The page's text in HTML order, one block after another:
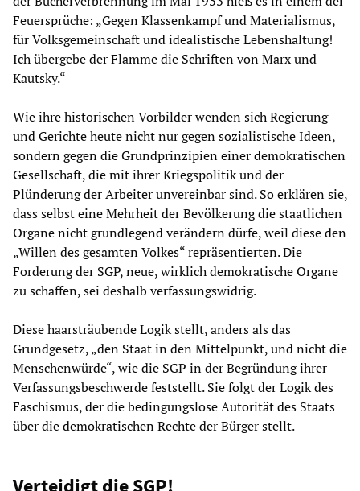
Feuersprüche: „Gegen Klassenkampf und Materialismus,
für Volksgemeinschaft und idealistische Lebenshaltung!
Ich übergebe der Flamme die Schriften von Marx und
Kautsky.“
Wie ihre historischen Vorbilder wenden sich Regierung
und Gerichte heute nicht nur gegen sozialistische Ideen,
sondern gegen die Grundprinzipien einer demokratischen
Gesellschaft, die mit ihrer Kriegspolitik und der
Plünderung der Arbeiter unvereinbar sind. So erklären sie,
dass selbst eine Mehrheit der Bevölkerung die staatlichen
Organe nicht grundlegend verändern dürfe, weil diese den
„Willen des gesamten Volkes“ repräsentierten. Die
Forderung der SGP, neue, wirklich demokratische Organe
zu schaffen, sei deshalb verfassungswidrig.
Diese haarsträubende Logik stellt, anders als das
Grundgesetz, „den Staat in den Mittelpunkt, und nicht die
Menschenwürde“, wie die SGP in der Begründung ihrer
Verfassungsbeschwerde feststellt. Sie folgt der Logik des
Faschismus, der die bedingungslose Autorität des Staats
über die demokratischen Rechte der Bürger stellt.